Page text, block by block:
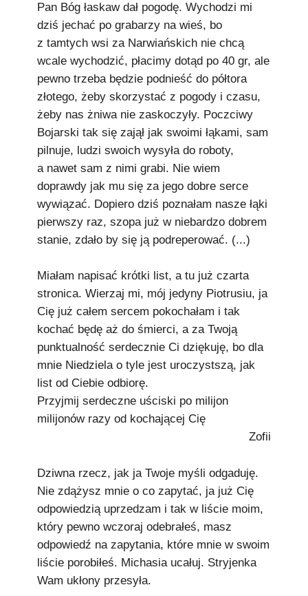
Pan Bóg łaskaw dał pogodę. Wychodzi mi
dziś jechać po grabarzy na wieś, bo
z tamtych wsi za Narwiańskich nie chcą
wcale wychodzić, płacimy dotąd po 40 gr, ale
pewno trzeba będzie podnieść do półtora
złotego, żeby skorzystać z pogody i czasu,
żeby nas żniwa nie zaskoczyły. Poczciwy
Bojarski tak się zajął jak swoimi łąkami, sam
pilnuje, ludzi swoich wysyła do roboty,
a nawet sam z nimi grabi. Nie wiem
doprawdy jak mu się za jego dobre serce
wywiązać. Dopiero dziś poznałam nasze łąki
pierwszy raz, szopa już w niebardzo dobrem
stanie, zdało by się ją podreperować. (...)
Miałam napisać krótki list, a tu już czarta
stronica. Wierzaj mi, mój jedyny Piotrusiu, ja
Cię już całem sercem pokochałam i tak
kochać będę aż do śmierci, a za Twoją
punktualność serdecznie Ci dziękuję, bo dla
mnie Niedziela o tyle jest uroczystszą, jak
list od Ciebie odbiorę.
Przyjmij serdeczne uściski po milijon
milijonów razy od kochającej Cię
Zofii
Dziwna rzecz, jak ja Twoje myśli odgaduję.
Nie zdążysz mnie o co zapytać, ja już Cię
odpowiedzią uprzedzam i tak w liście moim,
który pewno wczoraj odebrałeś, masz
odpowiedź na zapytania, które mnie w swoim
liście porobiłeś. Michasia ucałuj. Stryjenka
Wam ukłony przesyła.